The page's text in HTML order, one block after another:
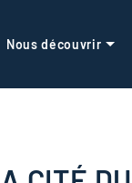
Nous découvrir